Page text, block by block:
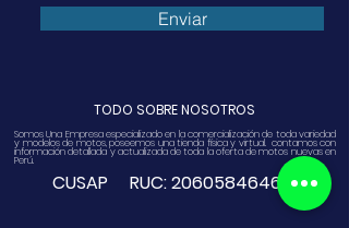
Enviar
TODO SOBRE NOSOTROS
Somos Una Empresa especializado en la comercialización de toda variedad
y modelos de motos, poseemos una tienda física y virtual. contamos con
información detallada y actualizada de toda la oferta de motos nuevas en
Perú.
CUSAP RUC:20605846468